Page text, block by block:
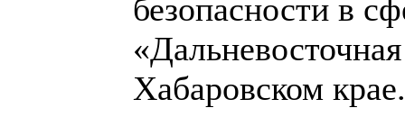
безопасности в
Хабаровском крае.